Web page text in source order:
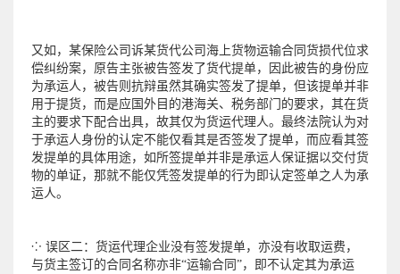
又如，某保险公司诉某货代公司海上货物运输合同货损代位求
偿纠纷案，原告主张被告签发了货代提单，因此被告的身份应
为承运人，被告则抗辩虽然其确实签发了提单，但该提单并非
用于提货，而是应国外目的港海关、税务部门的要求，其在货
主的要求下配合出具，故其仅为货运代理人。最终法院认为对
于承运人身份的认定不能仅看其是否签发了提单，而应看其签
发提单的具体用途，如所签提单并非是承运人保证据以交付货
物的单证，那就不能仅凭签发提单的行为即认定签单之人为承
运人。
⁘ 误区二：货运代理企业没有签发提单，亦没有收取运费，
与货主签订的合同名称亦非“运输合同”，即不认定其为承运